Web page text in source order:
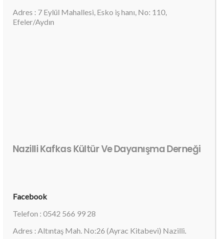
Adres : 7 Eylül Mahallesi, Esko iş hanı, No: 110,
Efeler/Aydın
Nazilli Kafkas Kültür Ve Dayanışma Derneği
Facebook
Telefon : 0542 566 99 28
Adres : Altıntaş Mah. No:26 (Ayrac Kitabevi) Nazilli.